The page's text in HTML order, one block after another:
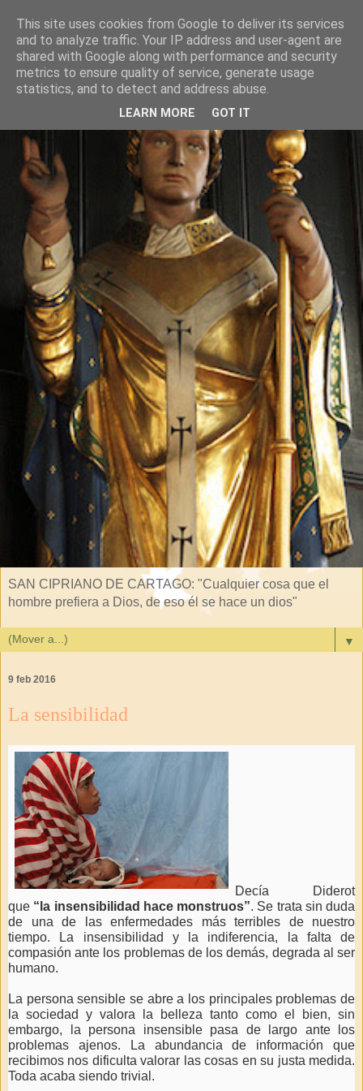
SAN CIPRIANO DE CARTAGO: "Cualquier cosa que el
hombre prefiera a Dios, de eso él se hace un dios"
▼
9 feb 2016
La sensibilidad
Decía Diderot
que “la insensibilidad hace monstruos”. Se trata sin duda
de una de las enfermedades más terribles de nuestro
tiempo. La insensibilidad y la indiferencia, la falta de
compasión ante los problemas de los demás, degrada al ser
humano.
La persona sensible se abre a los principales problemas de
la sociedad y valora la belleza tanto como el bien, sin
embargo, la persona insensible pasa de largo ante los
problemas ajenos. La abundancia de información que
recibimos nos dificulta valorar las cosas en su justa medida.
Toda acaba siendo trivial.
This site uses cookies from Google to deliver its services
and to analyze traffic. Your IP address and user-agent are
shared with Google along with performance and security
metrics to ensure quality of service, generate usage
statistics, and to detect and address abuse.
LEARN MORE GOT IT